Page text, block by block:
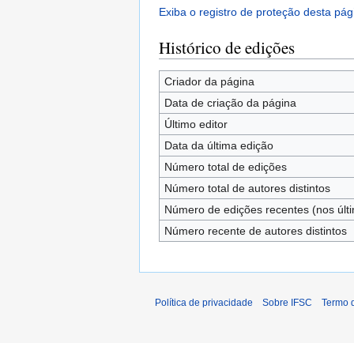
Exiba o registro de proteção desta
Histórico de edições
Criador da página
Data de criação da página
Último editor
Data da última edição
Número total de edições
Número total de autores distintos
Número de edições recentes (nos
Número recente de autores distintos
Política de privacidade Sobre IFSC Termo